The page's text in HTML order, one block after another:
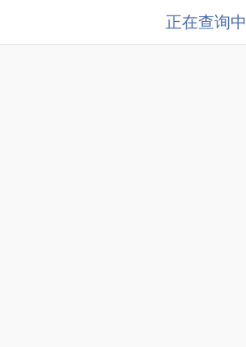
正在查询中